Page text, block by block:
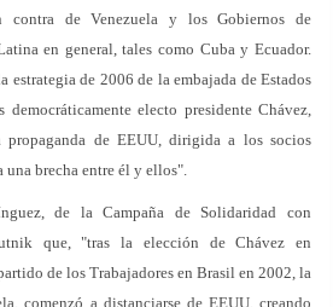
contra de Venezuela y los Gobiernos de
en general, tales como Cuba y Ecuador.
estrategia de 2006 de la embajada de Estados
democráticamente electo presidente Chávez,
de EEUU, dirigida a los socios
una brecha entre él y ellos".
de la Campaña de Solidaridad con
que, "tras la elección de Chávez en
de los Trabajadores en Brasil en 2002, la
comenzó a distanciarse de EEUU, creando